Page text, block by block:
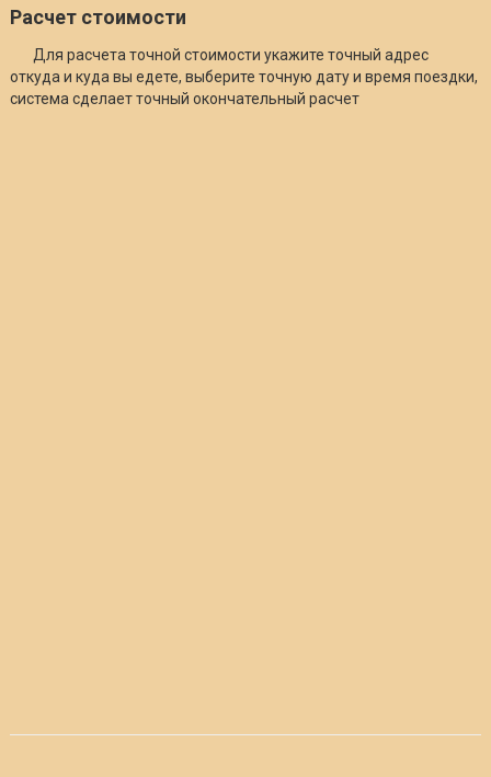
Расчет стоимости
Для расчета точной стоимости укажите точный адрес
откуда и куда вы едете, выберите точную дату и время поездки,
система сделает точный окончательный расчет